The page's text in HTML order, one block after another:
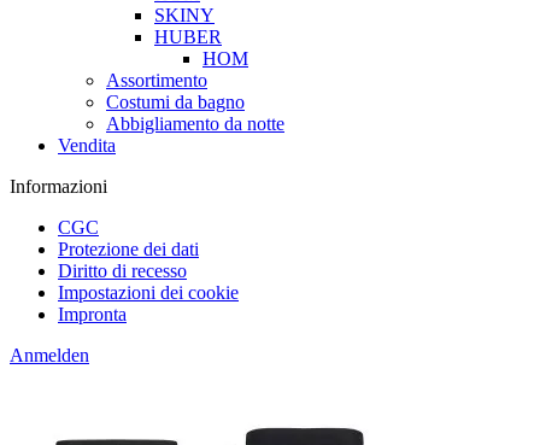
SKINY
HUBER
HOM
Assortimento
Costumi da bagno
Abbigliamento da notte
Vendita
Informazioni
CGC
Protezione dei dati
Diritto di recesso
Impostazioni dei cookie
Impronta
Anmelden